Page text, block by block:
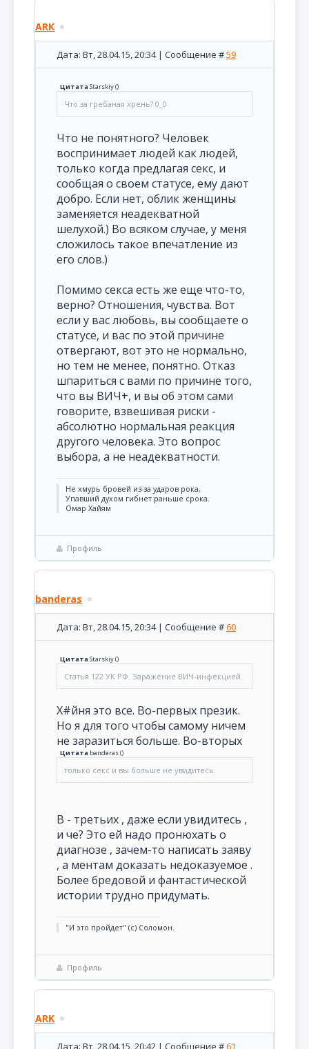
ARK
Дата: Вт, 28.04.15, 20:34 | Сообщение #59
ЦитатаStarskiy()
Что за гребаная хрень? 0_0
Что не понятного? Человек
воспринимает людей как людей,
только когда предлагая секс, и
сообщая о своем статусе, ему дают
добро. Если нет, облик женщины
заменяется неадекватной
шелухой.) Во всяком случае, у меня
сложилось такое впечатление из
его слов.)
Помимо секса есть же еще что-то,
верно? Отношения, чувства. Вот
если у вас любовь, вы сообщаете о
статусе, и вас по этой причине
отвергают, вот это не нормально,
но тем не менее, понятно. Отказ
шпариться с вами по причине того,
что вы ВИЧ+, и вы об этом сами
говорите, взвешивая риски -
абсолютно нормальная реакция
другого человека. Это вопрос
выбора, а не неадекватности.
Не хмурь бровей из-за ударов рока,
Упавший духом гибнет раньше срока.
Омар Хайям
Профиль
banderas
Дата: Вт, 28.04.15, 20:34 | Сообщение #60
ЦитатаStarskiy()
Статья 122 УК РФ. Заражение ВИЧ-инфекцией
Х#йня это все. Во-первых презик.
Но я для того чтобы самому ничем
не заразиться больше. Во-вторых
Цитата banderas()
только секс и вы больше не увидитесь.
В - третьих , даже если увидитесь ,
и че? Это ей надо пронюхать о
диагнозе , зачем-то написать заяву
, а ментам доказать недоказуемое .
Более бредовой и фантастической
истории трудно придумать.
"И это пройдет" (с) Соломон.
Профиль
ARK
Дата: Вт, 28.04.15, 20:42 | Сообщение #61